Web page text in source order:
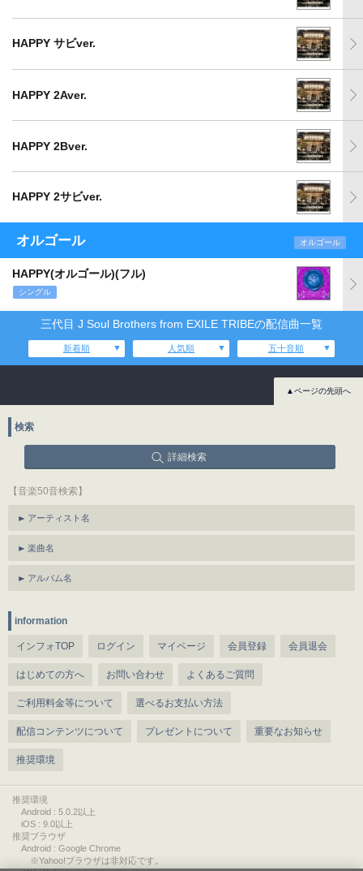
HAPPY サビver.
HAPPY 2Aver.
HAPPY 2Bver.
HAPPY 2サビver.
オルゴール オルゴール
HAPPY(オルゴール)(フル)
シングル
三代目 J Soul Brothers from EXILE TRIBEの配信曲一覧
新着順 人気順 五十音順
▲ページの先頭へ
検索
詳細検索
【音楽50音検索】
アーティスト名
楽曲名
アルバム名
information
インフォTOP ログイン マイページ 会員登録 会員退会
はじめての方へ お問い合わせ よくあるご質問
ご利用料金等について 選べるお支払い方法
配信コンテンツについて プレゼントについて 重要なお知らせ
推奨環境
推奨環境
Android : 5.0.2以上
iOS : 9.0以上
推奨ブラウザ
Android : Google Chrome
※Yahoo!ブラウザは非対応です。